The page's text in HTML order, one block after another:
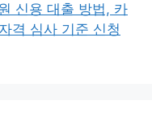
신용 대출 방법, 카
격 심사 기준 신청